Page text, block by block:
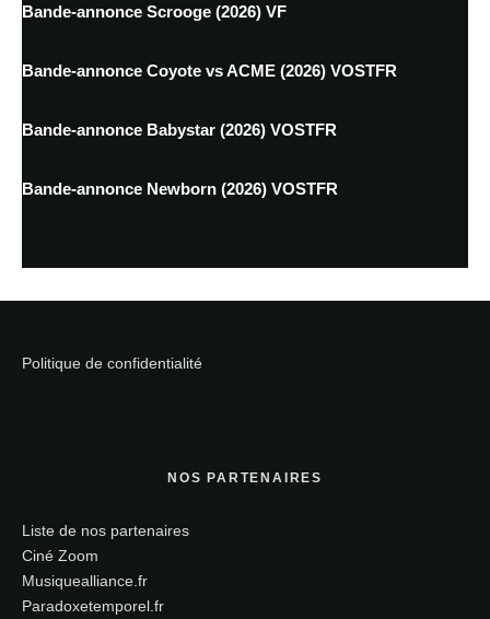
Bande-annonce Scrooge (2026) VF
Bande-annonce Coyote vs ACME (2026) VOSTFR
Bande-annonce Babystar (2026) VOSTFR
Bande-annonce Newborn (2026) VOSTFR
Politique de confidentialité
NOS PARTENAIRES
Liste de nos partenaires
Ciné Zoom
Musiquealliance.fr
Paradoxetemporel.fr